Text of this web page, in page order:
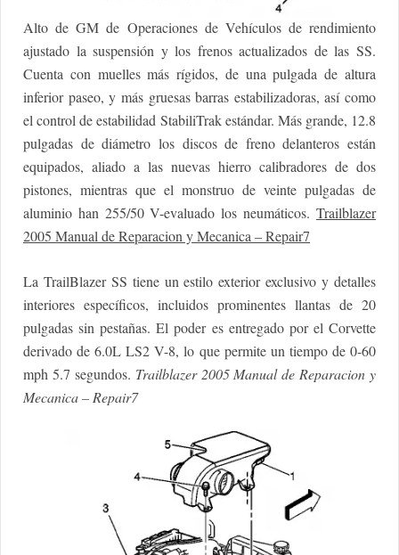
Alto de GM de Operaciones de Vehículos de rendimiento
ajustado la suspensión y los frenos actualizados de las SS.
Cuenta con muelles más rígidos, de una pulgada de altura
inferior paseo, y más gruesas barras estabilizadoras, así como
el control de estabilidad StabiliTrak estándar. Más grande, 12.8
pulgadas de diámetro los discos de freno delanteros están
equipados, aliado a las nuevas hierro calibradores de dos
pistones, mientras que el monstruo de veinte pulgadas de
aluminio han 255/50 V-evaluado los neumáticos. Trailblazer
2005 Manual de Reparacion y Mecanica – Repair7
La TrailBlazer SS tiene un estilo exterior exclusivo y detalles
interiores específicos, incluidos prominentes llantas de 20
pulgadas sin pestañas. El poder es entregado por el Corvette
derivado de 6.0L LS2 V-8, lo que permite un tiempo de 0-60
mph 5.7 segundos. Trailblazer 2005 Manual de Reparacion y
Mecanica – Repair7